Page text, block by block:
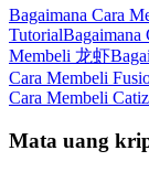
Bagaimana Cara
TutorialBagaimana
Membeli 龙虾
Cara Membeli
Cara Membeli
Mata uang